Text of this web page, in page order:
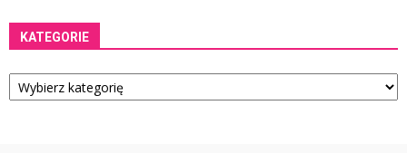
KATEGORIE
Kategorie